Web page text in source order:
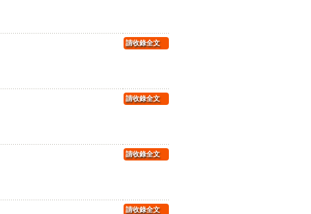
請收錄全文
請收錄全文
請收錄全文
請收錄全文